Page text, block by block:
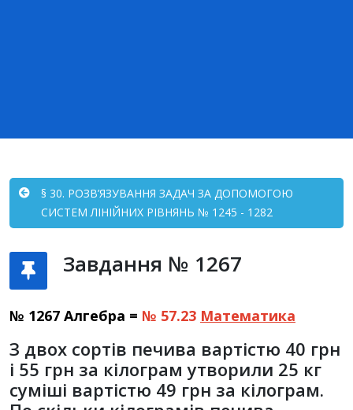
§ 30. РОЗВ’ЯЗУВАННЯ ЗАДАЧ ЗА ДОПОМОГОЮ
СИСТЕМ ЛІНІЙНИХ РІВНЯНЬ № 1245 - 1282
Завдання № 1267
№ 1267 Алгебра = № 57.23 Математика
З двох сортів печива вартістю 40 грн
і 55 грн за кілограм утворили 25 кг
суміші вартістю 49 грн за кілограм.